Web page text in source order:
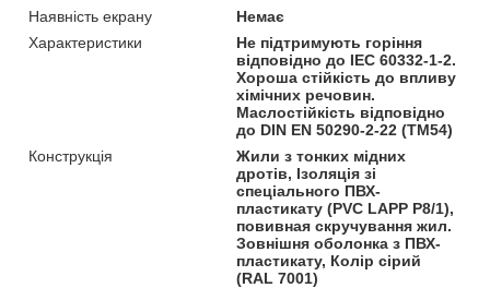
Наявність екрану
Немає
Характеристики
Не підтримують горіння
відповідно до IEC 60332-1-2.
Хороша стійкість до впливу
хімічних речовин.
Маслостійкість відповідно
до DIN EN 50290-2-22 (TM54)
Конструкція
Жили з тонких мідних
дротів, Ізоляція зі
спеціального ПВХ-
пластикату (PVC LAPP P8/1),
повивная скручування жил.
Зовнішня оболонка з ПВХ-
пластикату, Колір сірий
(RAL 7001)